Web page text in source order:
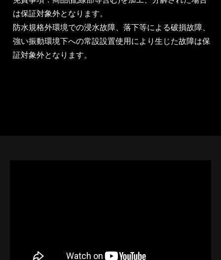
は保証対象外となります。
防水規格外環境での浸水故障、落下等による破損故障、
強い振動環境下への常設設置使用により生じた故障は保
証対象外となります。